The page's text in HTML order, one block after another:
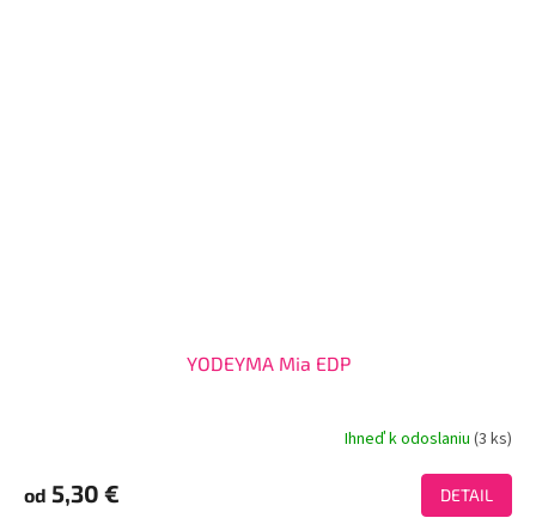
YODEYMA Mia EDP
produktu
je
Ihneď k odoslaniu(3 ks)
od 5,30 € DETAIL